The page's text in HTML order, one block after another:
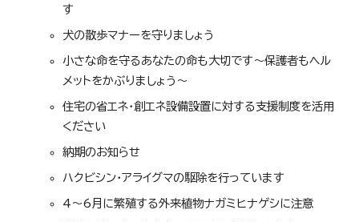
す
犬の散歩マナーを守りましょう
小さな命を守るあなたの命も大切です～保護者もヘル
メットをかぶりましょう～
住宅の省エネ・創エネ設備設置に対する支援制度を活用
ください
納期のお知らせ
ハクビシン・アライグマの駆除を行っています
4～6月に繁殖する外来植物ナガミヒナゲシに注意